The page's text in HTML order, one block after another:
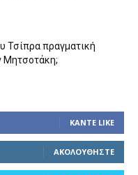
Τσίπρα πραγματική
Μητσοτάκη;
ΚΆΝΤΕ LIKE
ΑΚΟΛΟΥΘΉΣΤΕ